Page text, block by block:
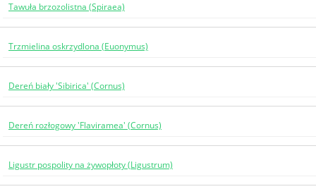
Tawuła brzozolistna (Spiraea)
Trzmielina oskrzydlona (Euonymus)
Dereń biały 'Sibirica' (Cornus)
Dereń rozłogowy 'Flaviramea' (Cornus)
Ligustr pospolity na żywopłoty (Ligustrum)